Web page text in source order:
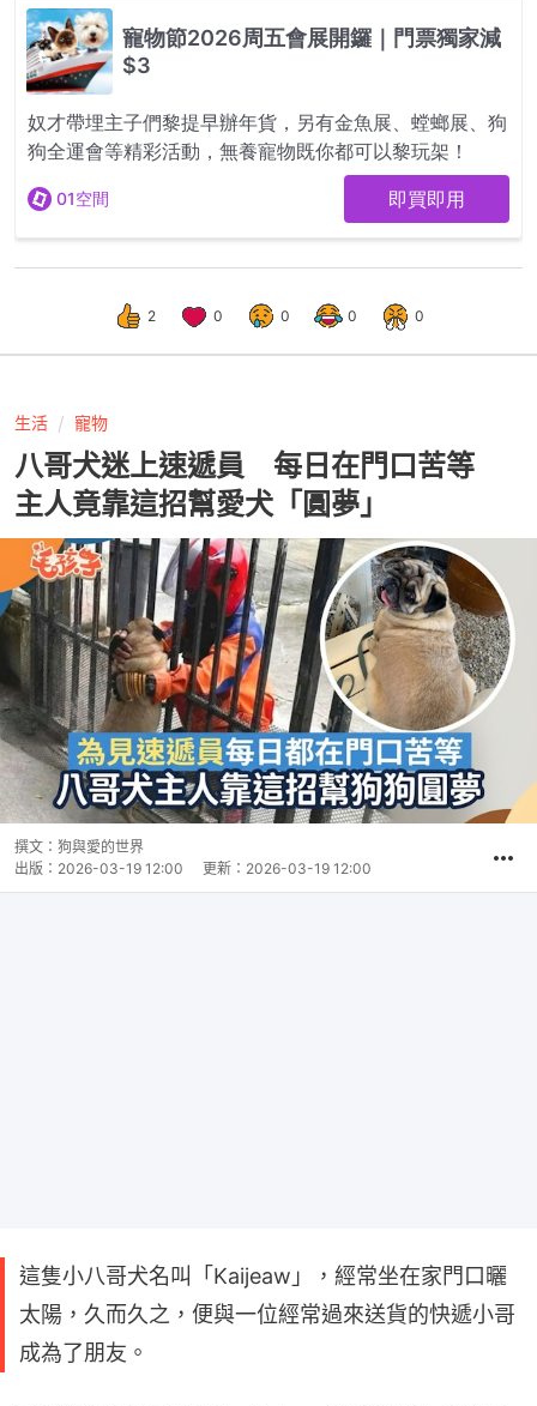
2 0 0 0 0
生活 寵物
八哥犬迷上速遞員 每日在門口苦等
主人竟靠這招幫愛犬「圓夢」
撰文： 狗與愛的世界
出版： 2026-03-19 12:00 更新： 2026-03-19 12:00
這隻小八哥犬名叫「Kaijeaw」，經常坐在家門口曬
太陽，久而久之，便與一位經常過來送貨的快遞小哥
成為了朋友。